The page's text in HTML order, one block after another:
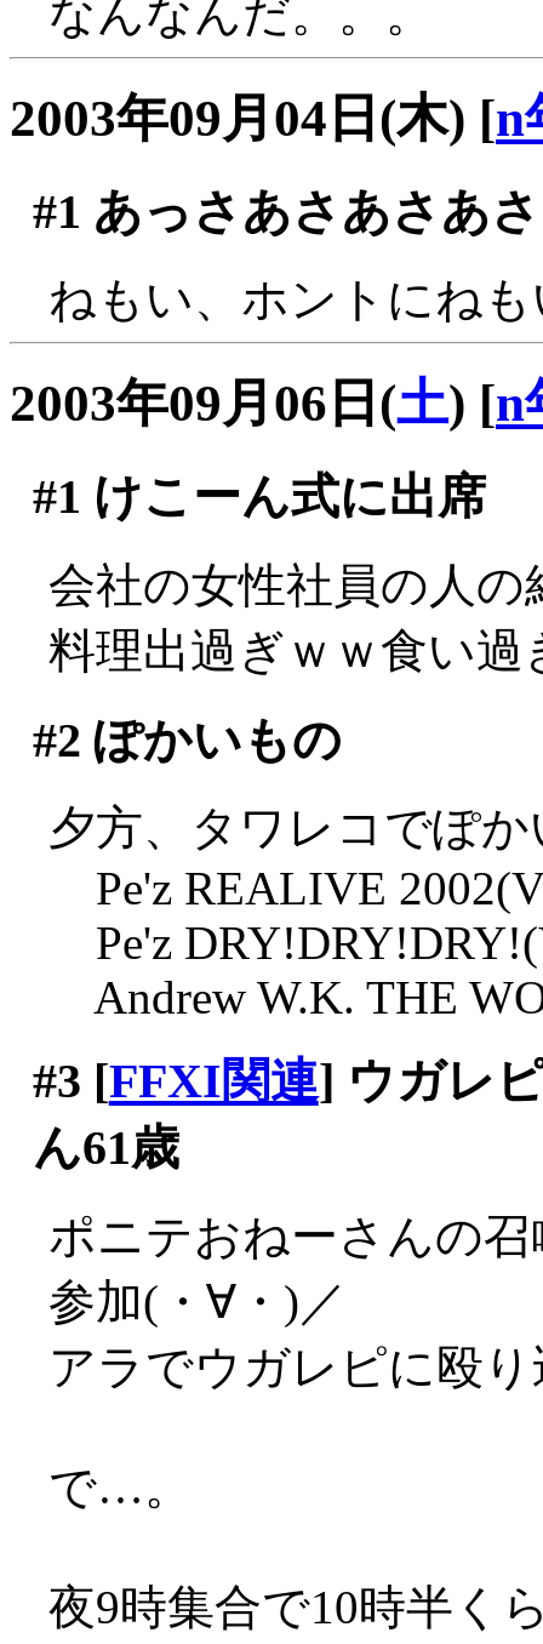
なんなんだ。。。
2003年09月04日(木) [n
#1 あっさあさあさあ
ねもい、ホントにね
2003年09月06日(土) [n
#1 けこーん式に出席
会社の女性社員の人の
料理出過ぎｗｗ食い
#2 ぽかいもの
夕方、タワレコでぽ
Pe'z REALIVE
Pe'z
Andrew W.K. THE
#3 [FFXI関連] ウガレ
ん61歳
ポニテおねーさんの
参加(・∀・)／
アラでウガレピに殴
で…。
夜9時集合で10時半く